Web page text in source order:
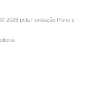
2026 pela Fundação Plone e